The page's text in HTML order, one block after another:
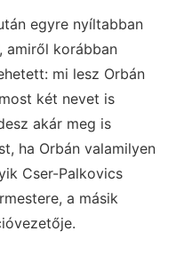
egyre nyíltabban
amiről korábban
mi lesz Orbán
két nevet is
akár meg is
ha Orbán valamilyen
Cser-Palkovics
a másik